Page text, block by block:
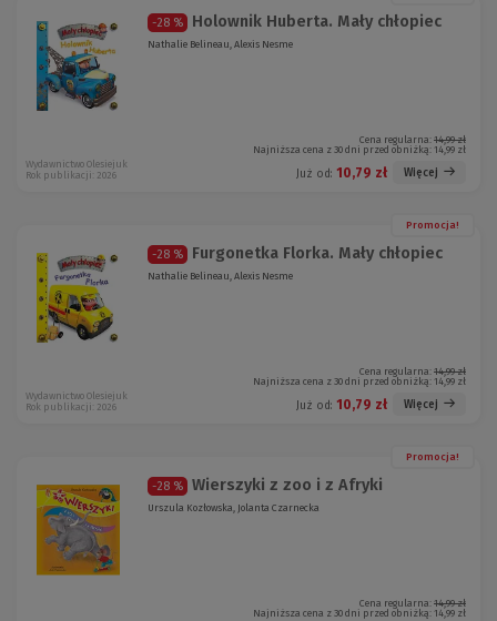
-28 % Holownik Huberta. Mały chłopiec
Nathalie Belineau, Alexis Nesme
Cena regularna: 14,99 zł
Najniższa cena z 30 dni przed obniżką: 14,99 zł
Już od: 10,79 zł Więcej
Wydawnictwo Olesiejuk
Rok publikacji: 2026
Promocja!
-28 % Furgonetka Florka. Mały chłopiec
Nathalie Belineau, Alexis Nesme
Cena regularna: 14,99 zł
Najniższa cena z 30 dni przed obniżką: 14,99 zł
Już od: 10,79 zł Więcej
Wydawnictwo Olesiejuk
Rok publikacji: 2026
Promocja!
-28 % Wierszyki z zoo i z Afryki
Urszula Kozłowska, Jolanta Czarnecka
Cena regularna: 14,99 zł
Najniższa cena z 30 dni przed obniżką: 14,99 zł